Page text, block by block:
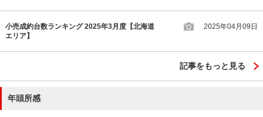
小売成約台数ランキング 2025年3月度【北海道
エリア】
2025年04月09日
記事をもっと見る
年頭所感